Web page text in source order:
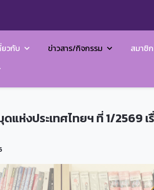
ยวกับ ข่าวสาร/กิจกรรม สมาชิก
แห่งประเทศไทยฯ ที่ 1/